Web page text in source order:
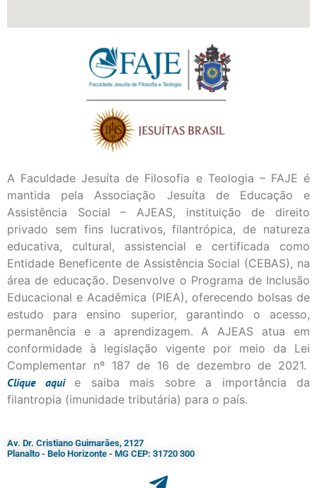
A Faculdade Jesuíta de Filosofia e Teologia – FAJE é
mantida pela Associação Jesuíta de Educação e
Assistência Social – AJEAS, instituição de direito
privado sem fins lucrativos, filantrópica, de natureza
educativa, cultural, assistencial e certificada como
Entidade Beneficente de Assistência Social (CEBAS), na
área de educação. Desenvolve o Programa de Inclusão
Educacional e Acadêmica (PIEA), oferecendo bolsas de
estudo para ensino superior, garantindo o acesso,
permanência e a aprendizagem. A AJEAS atua em
conformidade à legislação vigente por meio da Lei
Complementar nº 187 de 16 de dezembro de 2021.
Cliqueaqui
e saiba mais sobre a importância da
filantropia (imunidade tributária) para o país.
Av. Dr. Cristiano Guimarães, 2127
Planalto - Belo Horizonte - MG CEP: 31720 300